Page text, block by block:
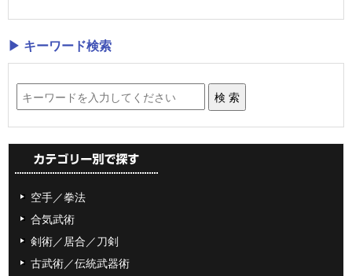
▶ キーワード検索
空手／拳法
合気武術
剣術／居合／刀剣
古武術／伝統武器術